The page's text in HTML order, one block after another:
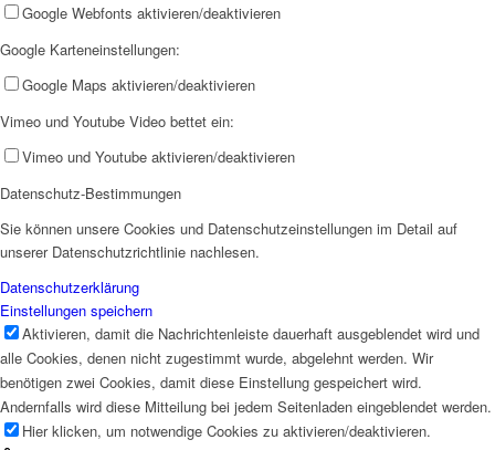
Google Webfonts aktivieren/deaktivieren
Google Karteneinstellungen:
Google Maps aktivieren/deaktivieren
Vimeo und Youtube Video bettet ein:
Vimeo und Youtube aktivieren/deaktivieren
Datenschutz-Bestimmungen
Sie können unsere Cookies und Datenschutzeinstellungen im Detail auf
unserer Datenschutzrichtlinie nachlesen.
Datenschutzerklärung
Einstellungen speichern
Aktivieren, damit die Nachrichtenleiste dauerhaft ausgeblendet wird und
alle Cookies, denen nicht zugestimmt wurde, abgelehnt werden. Wir
benötigen zwei Cookies, damit diese Einstellung gespeichert wird.
Andernfalls wird diese Mitteilung bei jedem Seitenladen eingeblendet werden.
Hier klicken, um notwendige Cookies zu aktivieren/deaktivieren.